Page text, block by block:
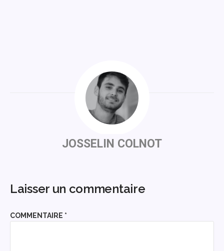
JOSSELIN COLNOT
Laisser un commentaire
COMMENTAIRE *